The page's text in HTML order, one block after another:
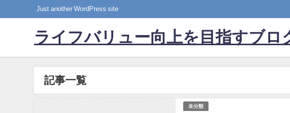
Just another WordPress site
ライフバリュー向上を目指すブロ
記事一覧
未分類